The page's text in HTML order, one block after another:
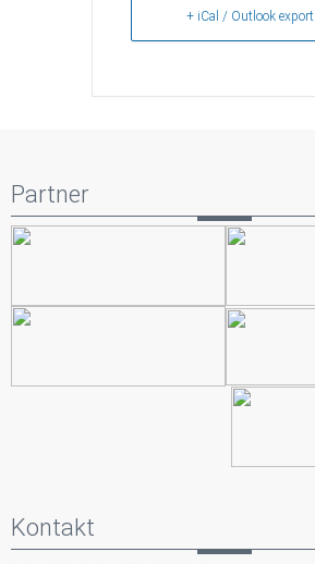
+ iCal / Outlook export
Partner
Kontakt